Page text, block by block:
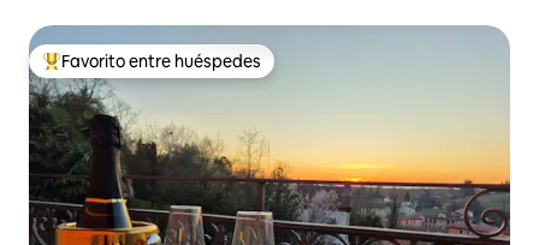
De los mejores en Favorito entre huéspedes
Favorito entre huéspedes